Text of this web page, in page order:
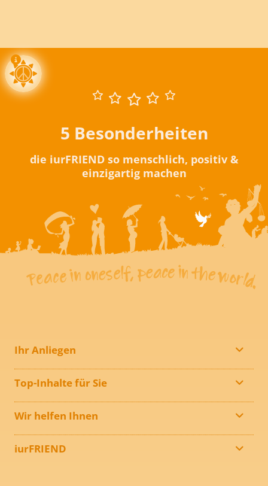
5 Besonderheiten
die iurFRIEND so menschlich, positiv &
einzigartig machen
Ihr Anliegen
Top-Inhalte für Sie
Wir helfen Ihnen
iurFRIEND